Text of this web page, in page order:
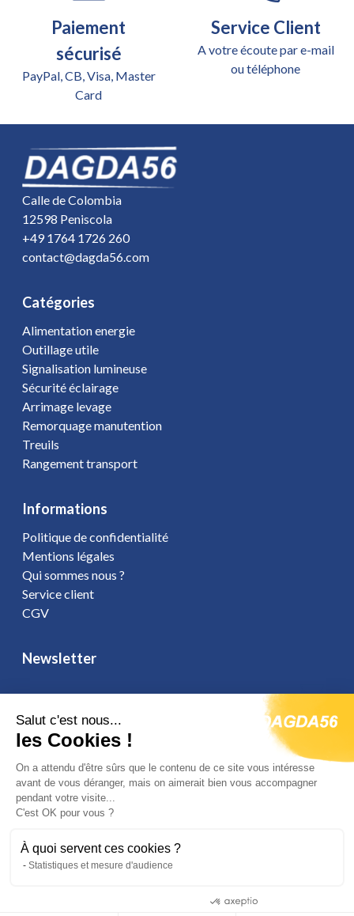
Paiement
sécurisé
PayPal, CB, Visa, Master
Card
Service Client
A votre écoute par e-mail
ou téléphone
Calle de Colombia
12598 Peniscola
+49 1764 1726 260
contact@dagda56.com
Catégories
Alimentation energie
Outillage utile
Signalisation lumineuse
Sécurité éclairage
Arrimage levage
Remorquage manutention
Treuils
Rangement transport
Informations
Politique de confidentialité
Mentions légales
Qui sommes nous ?
Service client
CGV
Newsletter
Vous affirmez avoir pris connaissance de notre
politique de
. Vous disposez d'un droit d'accès, de rectification et
d'opposition.
Suivez-nous
Salut c'est nous...
les Cookies !
On a attendu d'être sûrs que le contenu de ce site vous intéresse
avant de vous déranger, mais on aimerait bien vous accompagner
pendant votre visite...
C'est OK pour vous ?
À quoi servent ces cookies ?
Statistiques et mesure d'audience